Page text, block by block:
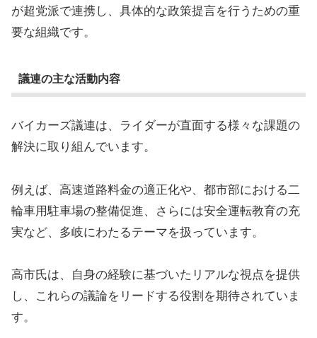
が超党派で連携し、具体的な政策提言を行うための重
要な組織です。
議連の主な活動内容
バイカーズ議連は、ライダーが直面する様々な課題の
解決に取り組んでいます。
例えば、高速道路料金の適正化や、都市部における二
輪車用駐車場の整備促進、さらには安全運転教育の充
実など、多岐にわたるテーマを扱っています。
高市氏は、自身の経験に基づいたリアルな視点を提供
し、これらの議論をリードする役割を期待されていま
す。